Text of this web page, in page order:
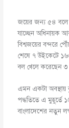
জয়ের জন্য ৫৪ বলে
যাচ্ছেন অধিনায়ক
বিশ্বজয়ের বন্দরে
শেষে ৭ উইকেটে
বল খেলে করেছেন
এমন একটা অবস্থায়
পদ্ধতিতে এ মুহূর্তে
বাংলাদেশের নতুন